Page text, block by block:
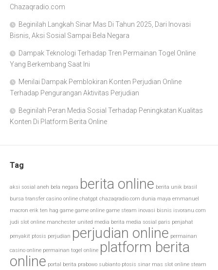
Chazaqradio.com
Beginilah Langkah Sinar Mas Di Tahun 2025, Dari Inovasi
Bisnis, Aksi Sosial Sampai Bela Negara
Dampak Teknologi Terhadap Tren Permainan Togel Online
Yang Berkembang Saat Ini
Menilai Dampak Pemblokiran Konten Perjudian Online
Terhadap Pengurangan Aktivitas Perjudian
Beginilah Peran Media Sosial Terhadap Peningkatan Kualitas
Konten Di Platform Berita Online
Tag
aksi sosial aneh bela negara berita online berita unik brasil
bursa transfer casino online chatgpt chazaqradio.com dunia maya emmanuel
macron erik ten hag game game online game steam inovasi bisnis isvoranu.com
judi slot online manchester united media berita media sosial paris penjahat
penyakit ptosis perjudian perjudian online permainan
casino online permainan togel online platform berita
online portal berita prabowo subianto ptosis sinar mas slot online steam